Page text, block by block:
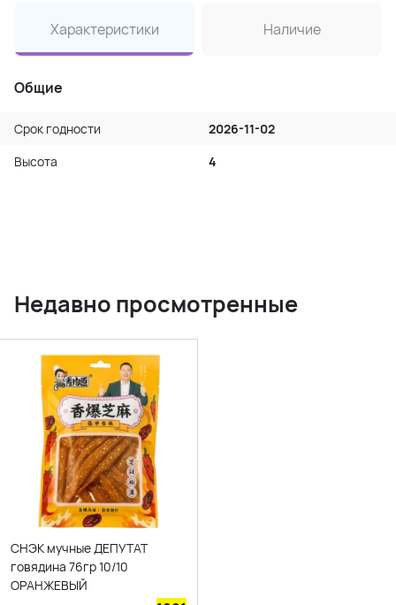
Характеристики Наличие
Общие
Срок годности
2026-11-02
Высота
4
Недавно просмотренные
СНЭК мучные ДЕПУТАТ
говядина 76гр 10/10
ОРАНЖЕВЫЙ